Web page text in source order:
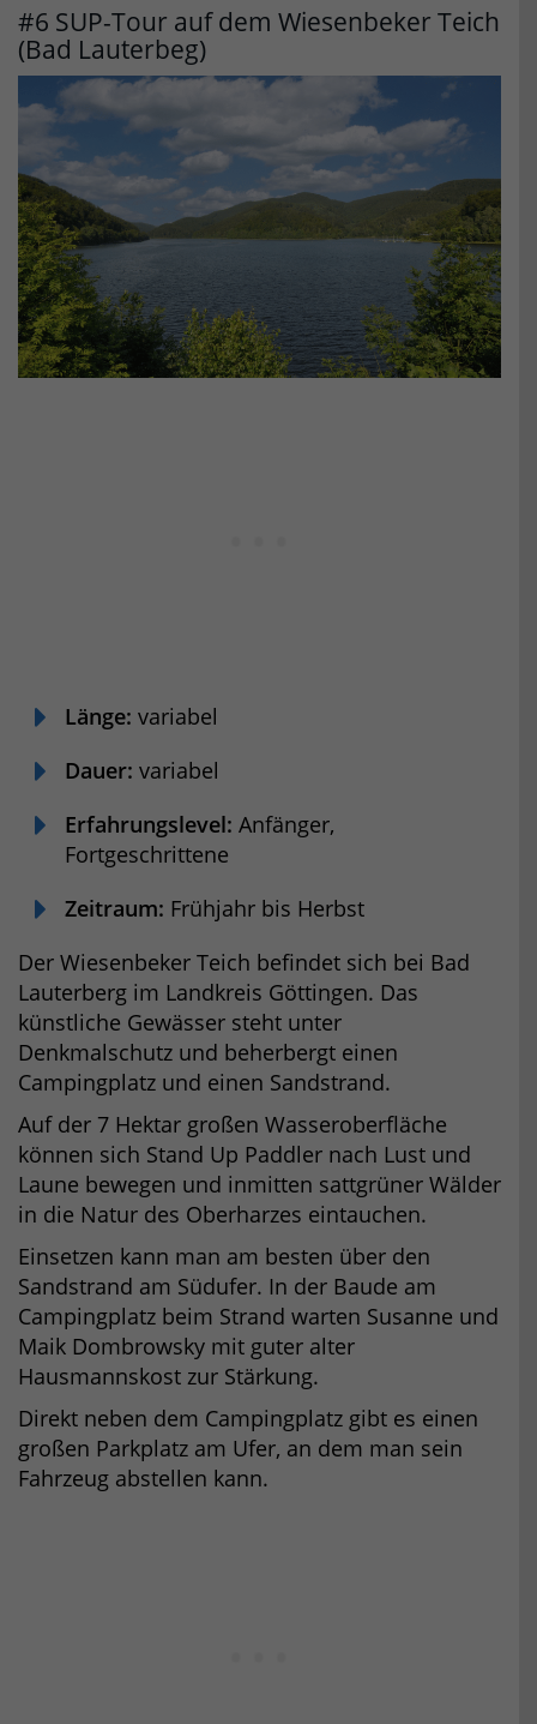
#6 SUP-Tour auf dem Wiesenbeker Teich
(Bad Lauterbeg)
Länge: variabel
Dauer: variabel
Erfahrungslevel: Anfänger,
Fortgeschrittene
Zeitraum: Frühjahr bis Herbst
Der Wiesenbeker Teich befindet sich bei Bad
Lauterberg im Landkreis Göttingen. Das
künstliche Gewässer steht unter
Denkmalschutz und beherbergt einen
Campingplatz und einen Sandstrand.
Auf der 7 Hektar großen Wasseroberfläche
können sich Stand Up Paddler nach Lust und
Laune bewegen und inmitten sattgrüner Wälder
in die Natur des Oberharzes eintauchen.
Einsetzen kann man am besten über den
Sandstrand am Südufer. In der Baude am
Campingplatz beim Strand warten Susanne und
Maik Dombrowsky mit guter alter
Hausmannskost zur Stärkung.
Direkt neben dem Campingplatz gibt es einen
großen Parkplatz am Ufer, an dem man sein
Fahrzeug abstellen kann.